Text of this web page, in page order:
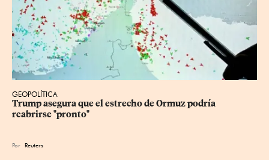
GEOPOLÍTICA
Trump asegura que el estrecho de Ormuz podría
reabrirse "pronto"
Por Reuters